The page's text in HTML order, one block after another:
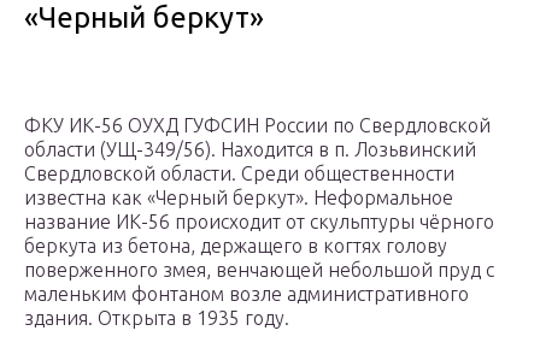
«Черный беркут»
ФКУ ИК-56 ОУХД ГУФСИН России по Свердловской
области (УЩ-349/56). Находится в п. Лозьвинский
Свердловской области. Среди общественности
известна как «Черный беркут». Неформальное
название ИК-56 происходит от скульптуры чёрного
беркута из бетона, держащего в когтях голову
поверженного змея, венчающей небольшой пруд с
маленьким фонтаном возле административного
здания. Открыта в 1935 году.